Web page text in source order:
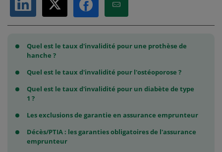
Partager sur LinkedIn
Partager sur XPartager sur Facebook
Partager par Email
Quel est le taux d'invalidité pour une prothèse de
hanche ?
Quel est le taux d'invalidité pour l'ostéoporose ?
Quel est le taux d'invalidité pour un diabète de type
1 ?
Les exclusions de garantie en assurance emprunteur
Décès/PTIA : les garanties obligatoires de l'assurance
emprunteur